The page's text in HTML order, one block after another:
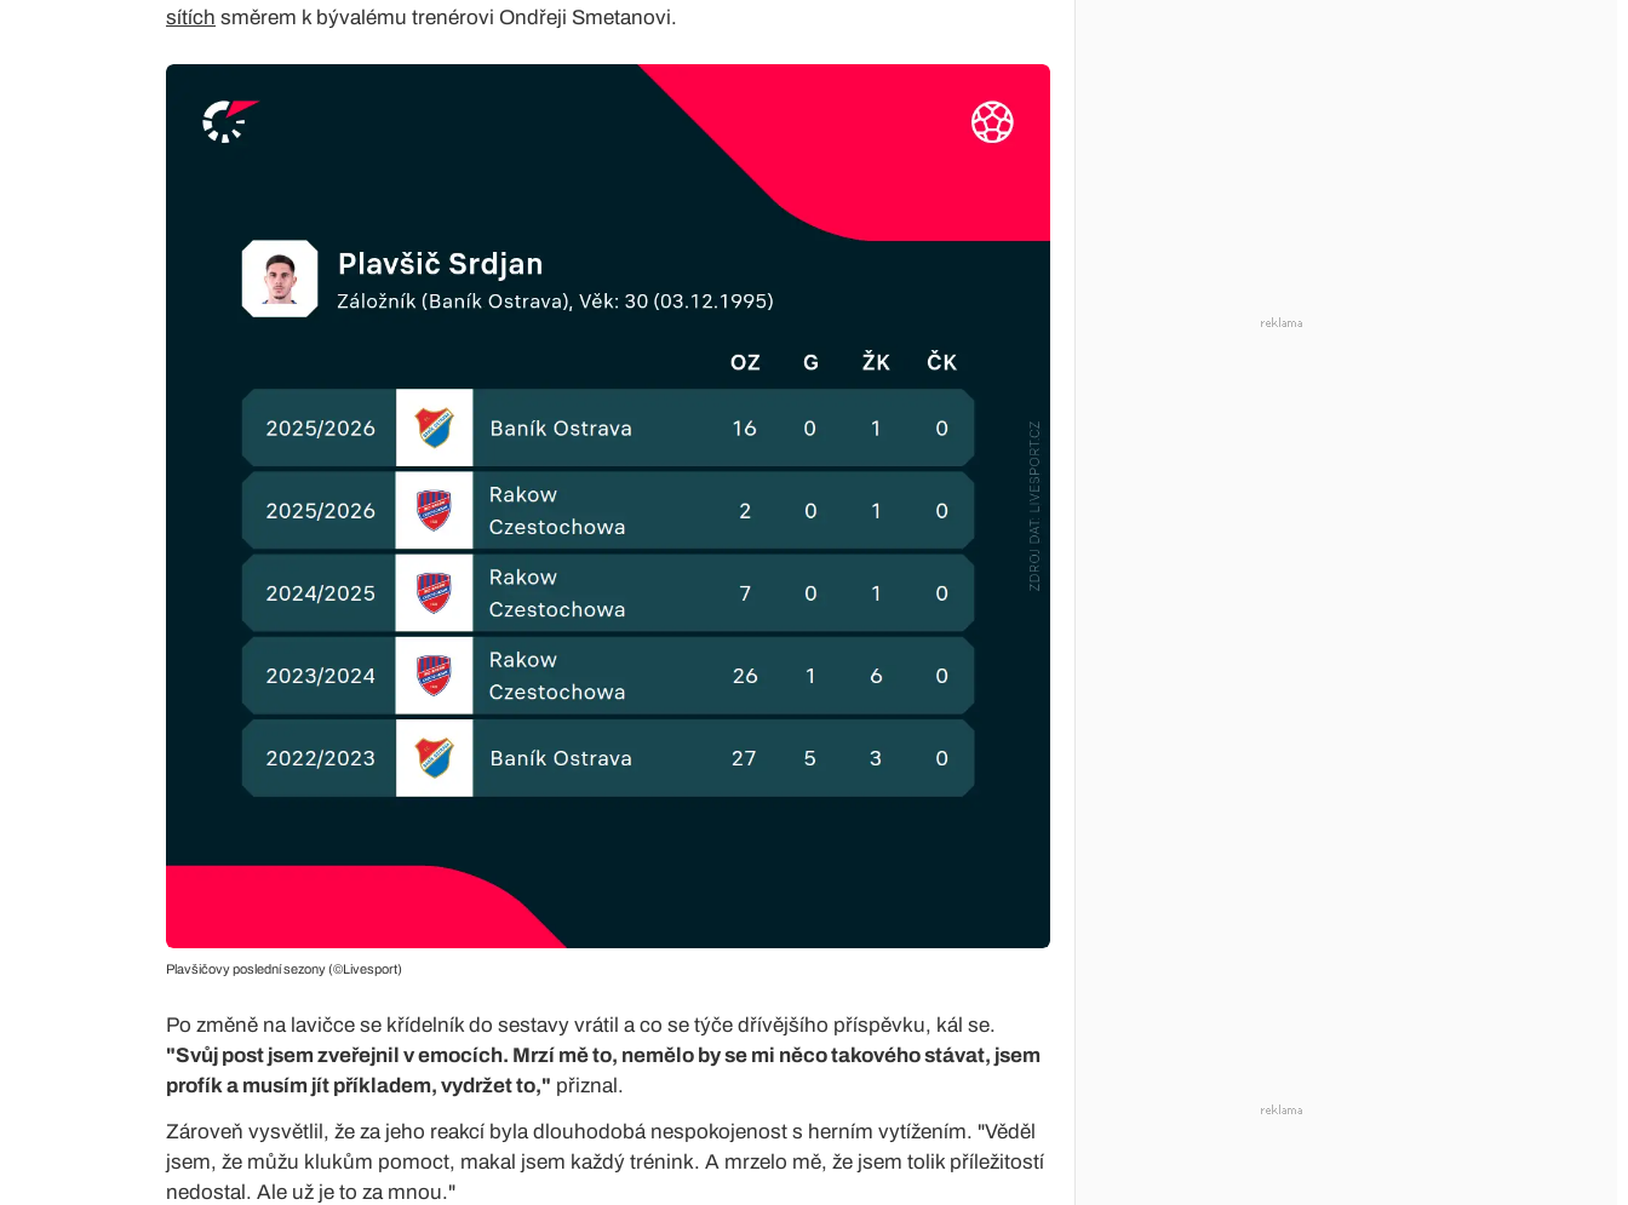
sítích směrem k bývalému trenérovi Ondřeji Smetanovi.
Plavšičovy poslední sezony (©Livesport)
Po změně na lavičce se křídelník do sestavy vrátil a co se týče dřívějšího příspěvku, kál se.
"Svůj post jsem zveřejnil v emocích. Mrzí mě to, nemělo by se mi něco takového stávat, jsem
profík a musím jít příkladem, vydržet to," přiznal.
Zároveň vysvětlil, že za jeho reakcí byla dlouhodobá nespokojenost s herním vytížením. "Věděl
jsem, že můžu klukům pomoct, makal jsem každý trénink. A mrzelo mě, že jsem tolik příležitostí
nedostal. Ale už je to za mnou."